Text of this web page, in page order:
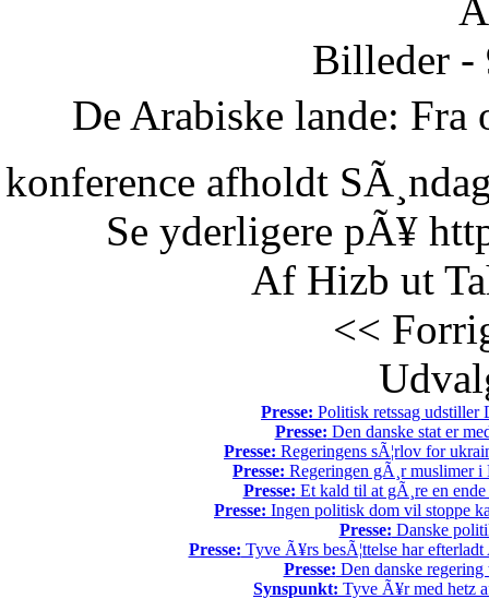
Billeder -
De Arabiske lande: Fra
konference afholdt
Se yderligere pÃ¥
Af Hizb ut
<<
Presse: Politisk retssag udstiller
Presse: Den danske stat er
Presse: Regeringens sÃ¦rlov for
Presse: Regeringen gÃ¸r muslimer
Presse: Et kald til at gÃ¸re en
Presse: Ingen politisk dom vil stoppe
Presse: Danske
Presse: Tyve Ã¥rs besÃ¦ttelse har
Presse: Den danske
Synspunkt: Tyve Ã¥r med hetz